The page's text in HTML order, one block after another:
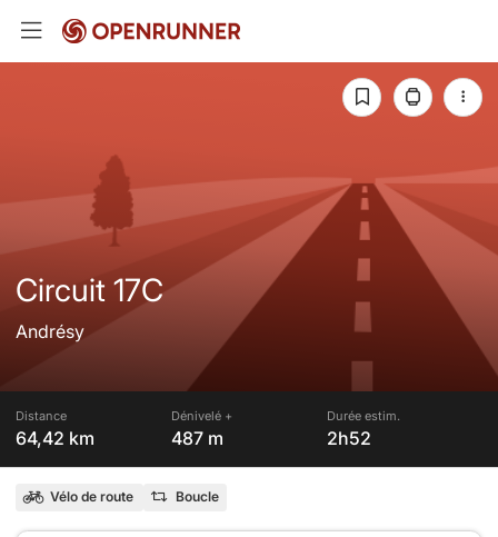
Circuit 17C
Andrésy
Distance
64,42 km
Dénivelé +
487 m
Durée estim.
2h52
Vélo de route Boucle